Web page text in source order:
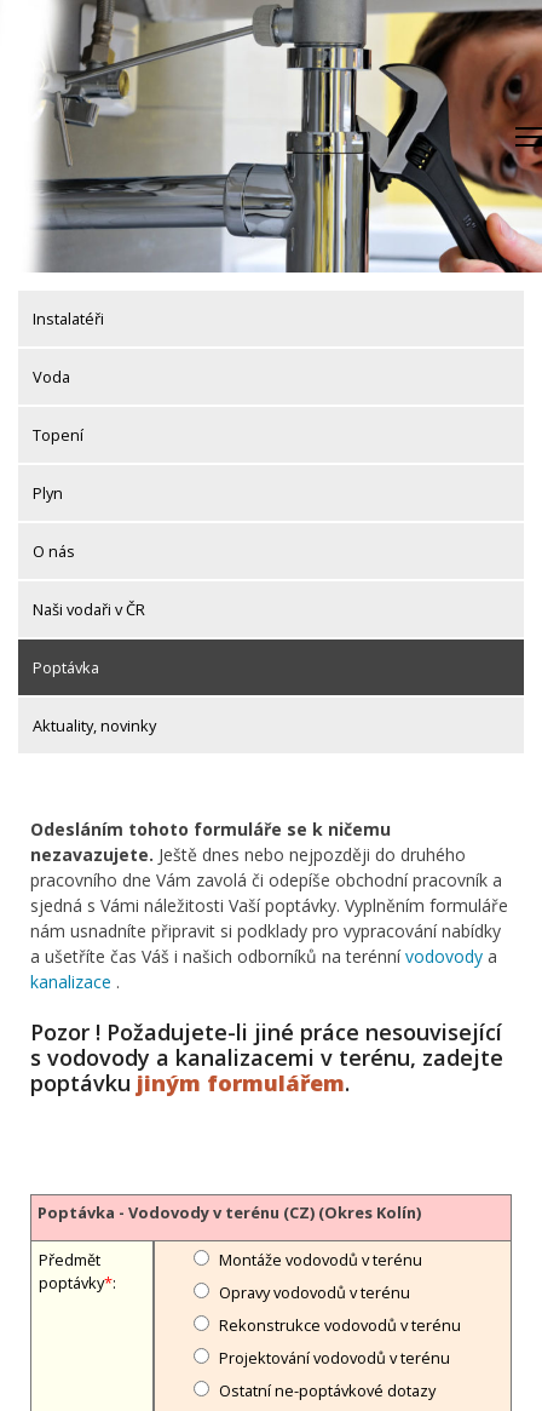
content
Instalatéři
Voda
Topení
Plyn
O nás
Naši vodaři v ČR
Poptávka
Aktuality, novinky
Odesláním tohoto formuláře se k ničemu
nezavazujete. Ještě dnes nebo nejpozději do druhého
pracovního dne Vám zavolá či odepíše obchodní pracovník a
sjedná s Vámi náležitosti Vaší poptávky. Vyplněním formuláře
nám usnadníte připravit si podklady pro vypracování nabídky
a ušetříte čas Váš i našich odborníků na terénnívodovody a
kanalizace .
Pozor ! Požadujete-li jiné práce nesouvisející
s vodovody a kanalizacemi v terénu, zadejte
poptávku jiným formulářem.
Poptávka - Vodovody v terénu (CZ) (Okres Kolín)
Předmět
poptávky*:
Montáže vodovodů v terénu
Opravy vodovodů v terénu
Rekonstrukce vodovodů v terénu
Projektování vodovodů v terénu
Ostatní ne-poptávkové dotazy